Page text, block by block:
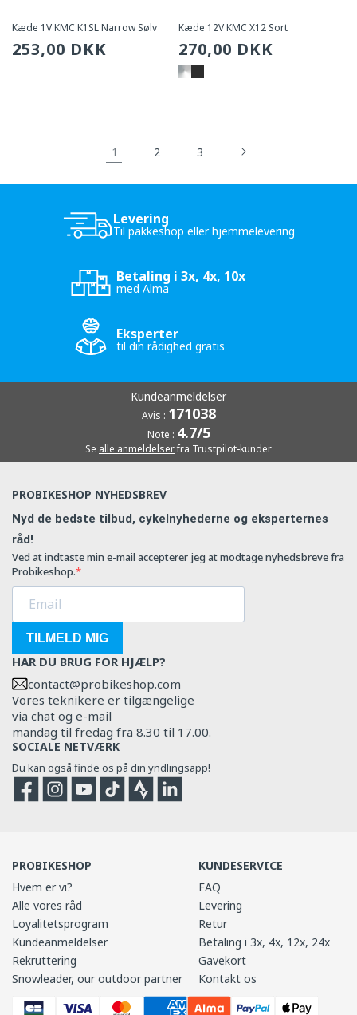
Kæde 1V KMC K1SL Narrow Sølv
Sædvanlig
253,00 DKK
Kæde 12V KMC X12 Sort
Sædvanlig
pris
270,00 DKK
1 2 3
Levering
Til pakkeshop eller hjemmelevering
Betaling i 3x, 4x, 10x
med Alma
Eksperter
til din rådighed gratis
Kundeanmeldelser
Avis : 171038
Note : 4.7/5
Se alle anmeldelserfra Trustpilot-kunder
PROBIKESHOP NYHEDSBREV
Nyd de bedste tilbud, cykelnyhederne og eksperternes
råd!
Ved at indtaste min e-mail accepterer jeg at modtage nyhedsbreve fra
Probikeshop.
TILMELD MIG
HAR DU BRUG FOR HJÆLP?
contact@probikeshop.com
Vores teknikere er tilgængelige
via chat og e-mail
mandag til fredag fra 8.30 til 17.00.
SOCIALE NETVÆRK
Du kan også finde os på din yndlingsapp!
FacebookInstagram
YouTubeTikTokStrava
PROBIKESHOP
Hvem er vi?
Alle vores råd
Loyalitetsprogram
Kundeanmeldelser
Rekruttering
Snowleader, our outdoor partner
KUNDESERVICE
FAQ
Levering
Retur
Betaling i 3x, 4x, 12x, 24x
Gavekort
Kontakt os